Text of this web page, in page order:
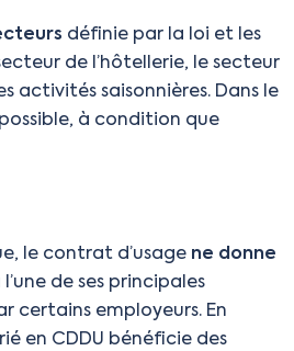
définie par la loi et les
de l’hôtellerie, le secteur
activités saisonnières. Dans le
à condition que
le contrat d’usage ne donne
de ses principales
certains employeurs. En
en CDDU bénéficie des